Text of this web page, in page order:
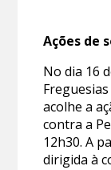
Ações de
No dia 16
acolhe a
contra a
12h30. A
dirigida à